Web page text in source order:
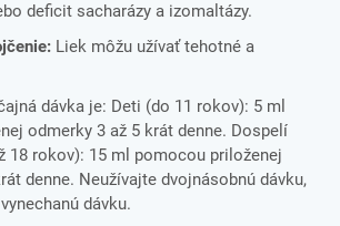
deficit sacharázy a izomaltázy.
Liek môžu užívať tehotné a
dávka je: Deti (do 11 rokov): 5 ml
odmerky 3 až 5 krát denne. Dospelí
18 rokov): 15 ml pomocou priloženej
denne. Neužívajte dvojnásobnú dávku,
dávku.